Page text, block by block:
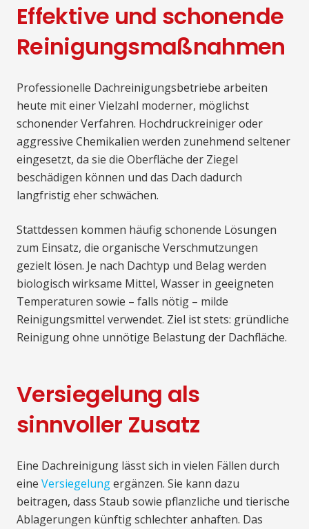
Effektive und schonende
Reinigungsmaßnahmen
Professionelle Dachreinigungsbetriebe arbeiten
heute mit einer Vielzahl moderner, möglichst
schonender Verfahren. Hochdruckreiniger oder
aggressive Chemikalien werden zunehmend seltener
eingesetzt, da sie die Oberfläche der Ziegel
beschädigen können und das Dach dadurch
langfristig eher schwächen.
Stattdessen kommen häufig schonende Lösungen
zum Einsatz, die organische Verschmutzungen
gezielt lösen. Je nach Dachtyp und Belag werden
biologisch wirksame Mittel, Wasser in geeigneten
Temperaturen sowie – falls nötig – milde
Reinigungsmittel verwendet. Ziel ist stets: gründliche
Reinigung ohne unnötige Belastung der Dachfläche.
Versiegelung als
sinnvoller Zusatz
Eine Dachreinigung lässt sich in vielen Fällen durch
eine Versiegelungergänzen. Sie kann dazu
beitragen, dass Staub sowie pflanzliche und tierische
Ablagerungen künftig schlechter anhaften. Das